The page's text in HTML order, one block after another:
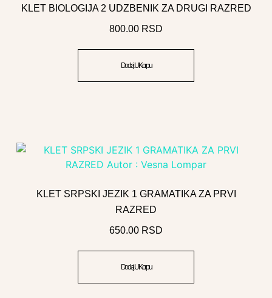
KLET BIOLOGIJA 2 UDZBENIK ZA DRUGI RAZRED
800.00 RSD
Dodaj U Korpu
KLET SRPSKI JEZIK 1 GRAMATIKA ZA PRVI
RAZRED
650.00 RSD
Dodaj U Korpu